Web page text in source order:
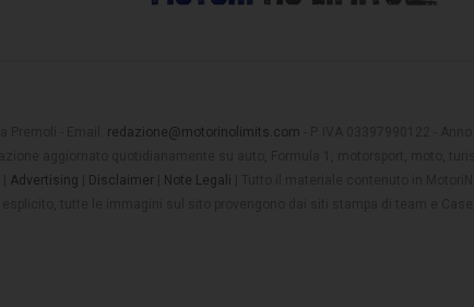
redazione@motorinolimits.com
Advertising Disclaimer Note Legali